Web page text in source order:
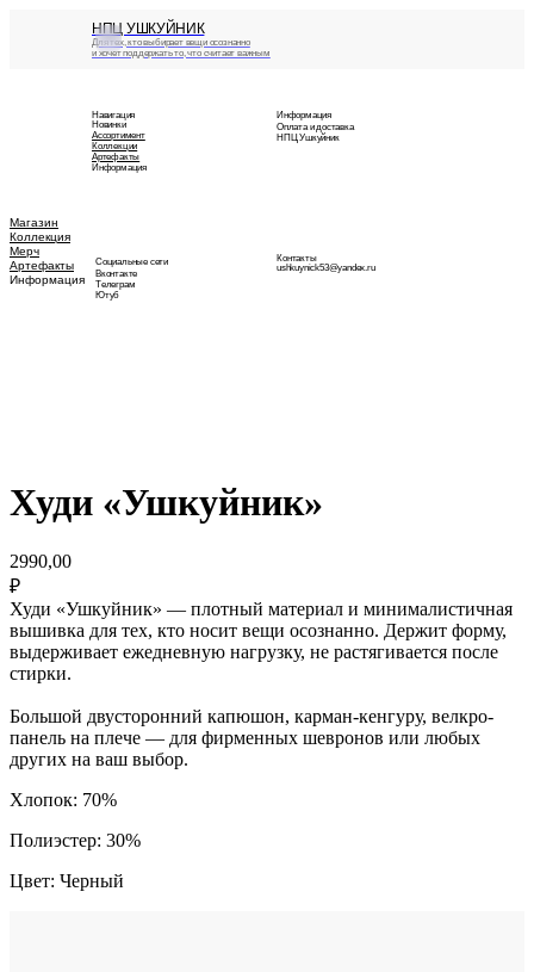
Магазин
Коллекция
Мерч
Артефакты
Информация
Худи «Ушкуйник»
2990,00
₽
Худи «Ушкуйник» — плотный материал и минималистичная
вышивка для тех, кто носит вещи осознанно. Держит форму,
выдерживает ежедневную нагрузку, не растягивается после
стирки.
Большой двусторонний капюшон, карман-кенгуру, велкро-
панель на плече — для фирменных шевронов или любых
других на ваш выбор.
Хлопок: 70%
Полиэстер: 30%
Цвет: Черный
НПЦ УШКУЙНИК
Для тех, кто выбирает вещи осознанно
и хочет поддержать то, что считает важным
Информация
Оплата и доставка
НПЦ Ушкуйник
Социальные сети
Вконтакте
Телеграм
Ютуб
Контакты
ushkuynick53@yandex.ru
Навигация
Новинки
Ассортимент
Коллекции
Артефакты
Информация